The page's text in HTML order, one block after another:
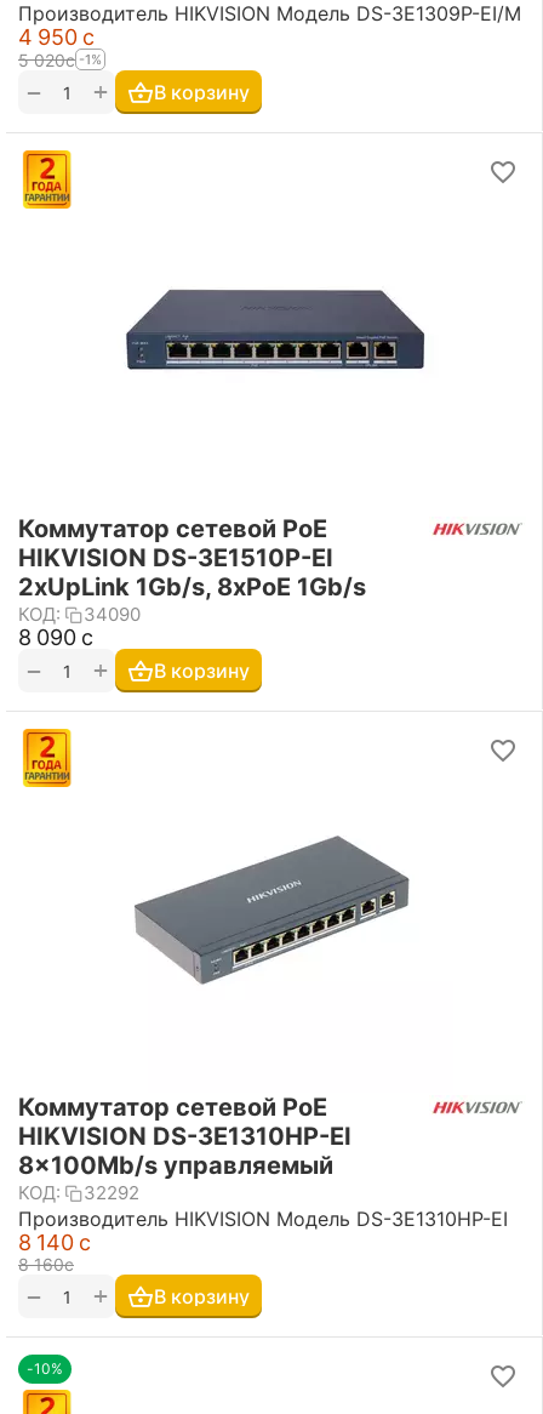
Производитель HIKVISION Модель DS-3E1309P-EI/M
4 950 с
5 020с -1%
+
− В корзину
Коммутатор сетевой PoE
HIKVISION DS-3E1510P-EI
2xUpLink 1Gb/s, 8xPoE 1Gb/s
КОД: 34090
8 090 с
+
− В корзину
Коммутатор сетевой PoE
HIKVISION DS-3E1310HP-EI
8x100Mb/s управляемый
КОД: 32292
Производитель HIKVISION Модель DS-3E1310HP-EI
8 140 с
8 160с
+
− В корзину
-10%